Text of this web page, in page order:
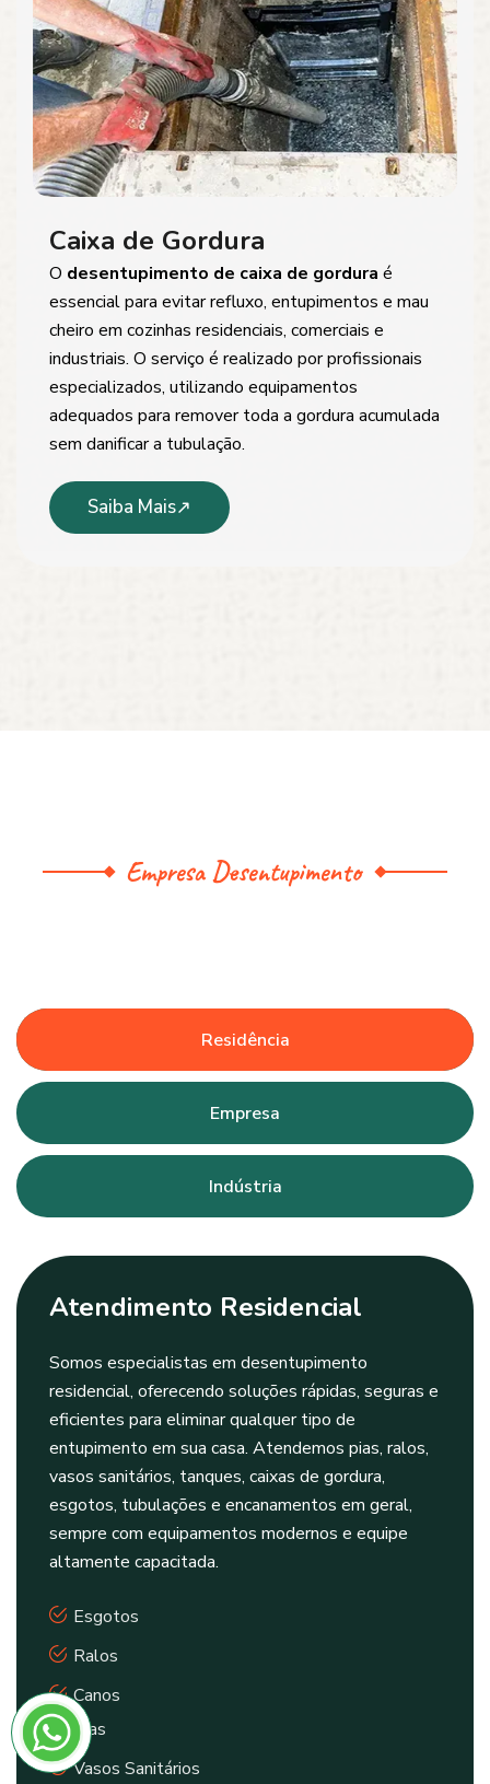
Caixa de Gordura
O desentupimento de caixa de gordura é
essencial para evitar refluxo, entupimentos e mau
cheiro em cozinhas residenciais, comerciais e
industriais. O serviço é realizado por profissionais
especializados, utilizando equipamentos
adequados para remover toda a gordura acumulada
sem danificar a tubulação.
Saiba Mais
Empresa Desentupimento
Residência
Empresa
Indústria
Atendimento Residencial
Somos especialistas em desentupimento
residencial, oferecendo soluções rápidas, seguras e
eficientes para eliminar qualquer tipo de
entupimento em sua casa. Atendemos pias, ralos,
vasos sanitários, tanques, caixas de gordura,
esgotos, tubulações e encanamentos em geral,
sempre com equipamentos modernos e equipe
altamente capacitada.
Esgotos
Ralos
Canos
Pias
Vasos Sanitários